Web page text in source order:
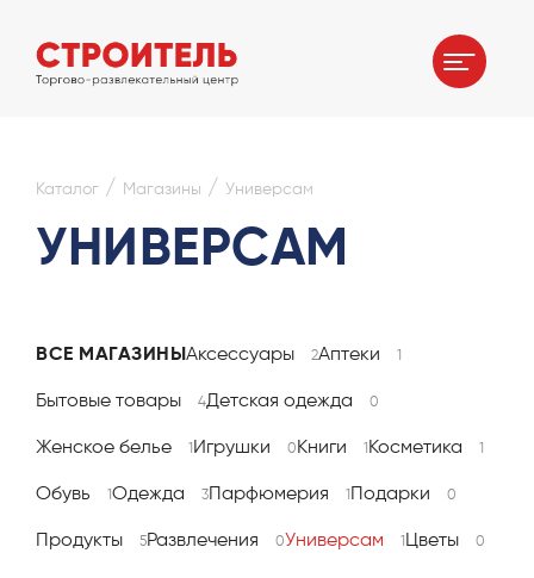
Каталог / Магазины / Универсам
УНИВЕРСАМ
ВСЕ МАГАЗИНЫ Аксессуары 2Аптеки 1
Бытовые товары 4Детская одежда 0
Женское белье 1 Игрушки 0 Книги 1 Косметика 1
Обувь 1Одежда 3 Парфюмерия 1 Подарки 0
Продукты 5Развлечения 0Универсам 1 Цветы 0